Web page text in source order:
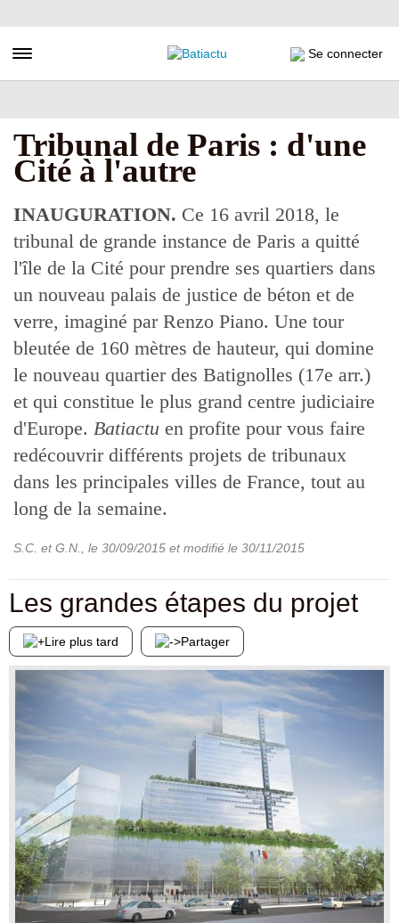
au
principal
Toggle navigation Se connecter
Tribunal de Paris : d'une
Cité à l'autre
INAUGURATION. Ce 16 avril 2018, le
tribunal de grande instance de Paris a quitté
l'île de la Cité pour prendre ses quartiers dans
un nouveau palais de justice de béton et de
verre, imaginé par Renzo Piano. Une tour
bleutée de 160 mètres de hauteur, qui domine
le nouveau quartier des Batignolles (17e arr.)
et qui constitue le plus grand centre judiciaire
d'Europe. Batiactu en profite pour vous faire
redécouvrir différents projets de tribunaux
dans les principales villes de France, tout au
long de la semaine.
S.C. et G.N. , le 30/09/2015 et modifié le 30/11/2015
Les grandes étapes du projet
Lire plus tard Partager